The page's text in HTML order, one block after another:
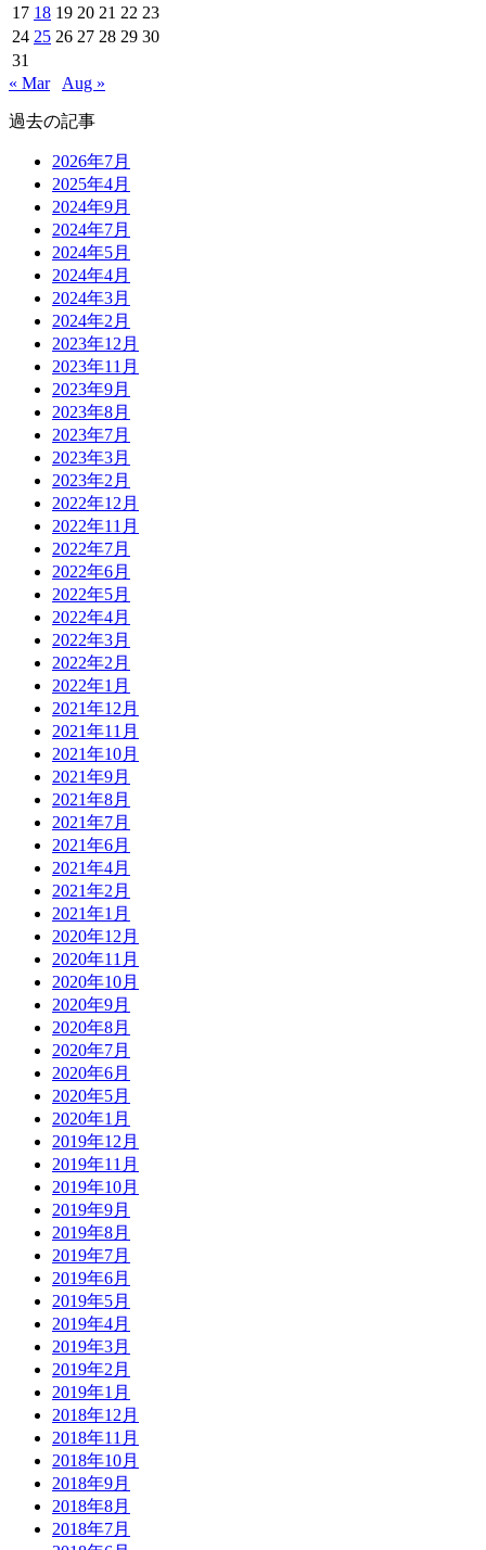
17 18 19 20 21 22 23
24 25 26 27 28 29 30
31
« Mar
Aug »
過去の記事
2026年7月
2025年4月
2024年9月
2024年7月
2024年5月
2024年4月
2024年3月
2024年2月
2023年12月
2023年11月
2023年9月
2023年8月
2023年7月
2023年3月
2023年2月
2022年12月
2022年11月
2022年7月
2022年6月
2022年5月
2022年4月
2022年3月
2022年2月
2022年1月
2021年12月
2021年11月
2021年10月
2021年9月
2021年8月
2021年7月
2021年6月
2021年4月
2021年2月
2021年1月
2020年12月
2020年11月
2020年10月
2020年9月
2020年8月
2020年7月
2020年6月
2020年5月
2020年1月
2019年12月
2019年11月
2019年10月
2019年9月
2019年8月
2019年7月
2019年6月
2019年5月
2019年4月
2019年3月
2019年2月
2019年1月
2018年12月
2018年11月
2018年10月
2018年9月
2018年8月
2018年7月